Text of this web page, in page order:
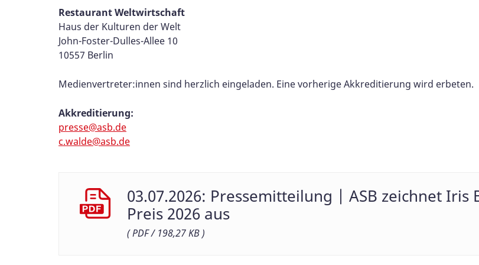
Restaurant Weltwirtschaft
Haus der Kulturen der Welt
John-Foster-Dulles-Allee 10
10557 Berlin
Medienvertreter:innen sind herzlich eingeladen. Eine vorherige Akkreditierung wird erbeten.
Akkreditierung:
presse@asb.de
c.walde@asb.de
03.07.2026: Pressemitteilung | ASB zeichnet
Preis 2026 aus
( PDF / 198,27 KB )